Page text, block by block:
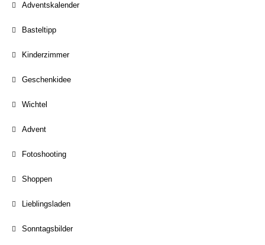
Adventskalender
Basteltipp
Kinderzimmer
Geschenkidee
Wichtel
Advent
Fotoshooting
Shoppen
Lieblingsladen
Sonntagsbilder